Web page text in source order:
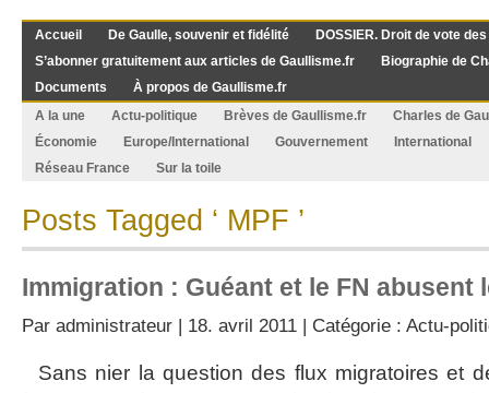
Accueil De Gaulle, souvenir et fidélité
DOSSIER. Droit de vote
S’abonner gratuitement aux articles de Gaullisme.fr
Biographie de
Documents
À propos de Gaullisme.fr
A la une
Actu-politique Brèves de Gaullisme.fr
Charles de
Économie
Europe/International Gouvernement
International
Réseau France
Sur la toile
Posts Tagged ‘ MPF ’
Immigration : Guéant et le FN abusent
Par administrateur | 18. avril 2011 | Catégorie : Actu-
Sans nier la question des flux migratoires et